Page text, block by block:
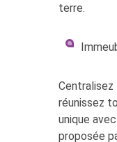
terre.
réunissez
unique
proposée